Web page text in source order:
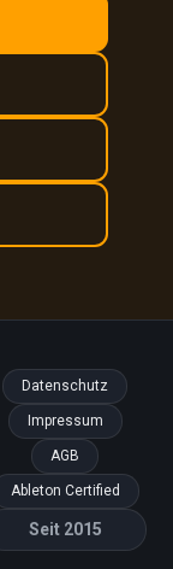
Datenschutz
Impressum
AGB
Ableton Certified
Seit 2015